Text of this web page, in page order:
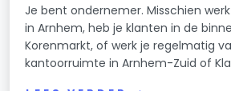
Je bent ondernemer. Misschien
in Arnhem, heb je klanten in de
Korenmarkt, of werk je regelmatig
kantoorruimte in Arnhem-Zuid of